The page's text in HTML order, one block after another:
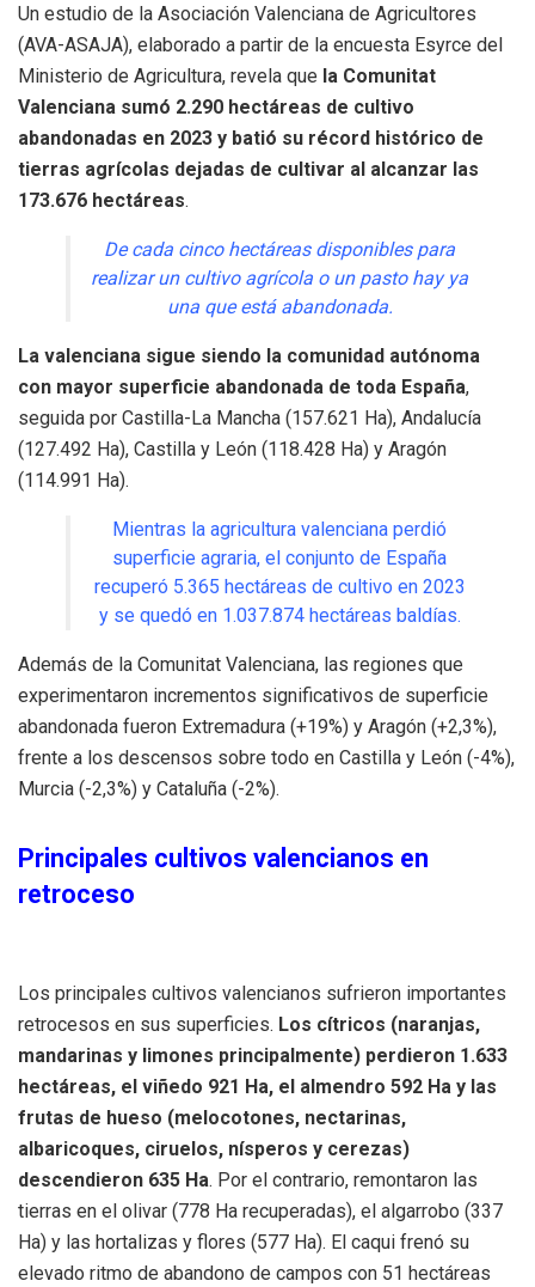
Un estudio de la Asociación Valenciana de Agricultores
(AVA-ASAJA), elaborado a partir de la encuesta Esyrce del
Ministerio de Agricultura, revela que la Comunitat
Valenciana sumó 2.290 hectáreas de cultivo
abandonadas en 2023 y batió su récord histórico de
tierras agrícolas dejadas de cultivar al alcanzar las
173.676 hectáreas.
De cada cinco hectáreas disponibles para
realizar un cultivo agrícola o un pasto hay ya
una que está abandonada.
La valenciana sigue siendo la comunidad autónoma
con mayor superficie abandonada de toda España,
seguida por Castilla-La Mancha (157.621 Ha), Andalucía
(127.492 Ha), Castilla y León (118.428 Ha) y Aragón
(114.991 Ha).
Mientras la agricultura valenciana perdió
superficie agraria, el conjunto de España
recuperó 5.365 hectáreas de cultivo en 2023
y se quedó en 1.037.874 hectáreas baldías.
Además de la Comunitat Valenciana, las regiones que
experimentaron incrementos significativos de superficie
abandonada fueron Extremadura (+19%) y Aragón (+2,3%),
frente a los descensos sobre todo en Castilla y León (-4%),
Murcia (-2,3%) y Cataluña (-2%).
Principales cultivos valencianos en
retroceso
Los principales cultivos valencianos sufrieron importantes
retrocesos en sus superficies. Los cítricos (naranjas,
mandarinas y limones principalmente) perdieron 1.633
hectáreas, el viñedo 921 Ha, el almendro 592 Ha y las
frutas de hueso (melocotones, nectarinas,
albaricoques, ciruelos, nísperos y cerezas)
descendieron 635 Ha. Por el contrario, remontaron las
tierras en el olivar (778 Ha recuperadas), el algarrobo (337
Ha) y las hortalizas y flores (577 Ha). El caqui frenó su
elevado ritmo de abandono de campos con 51 hectáreas